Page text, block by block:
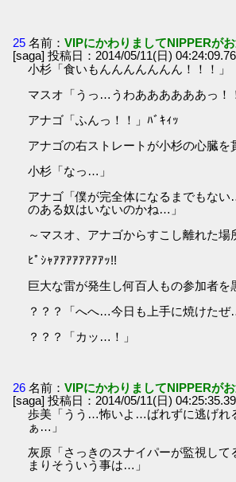
25 名前：VIPにかわりましてNIPPERが
[saga] 投稿日：2014/05/11(日)
小杉「食いもんんんんんんん！！！」
マスオ「うっ…うわああああああっ！
アナゴ「ふんっ！！」ﾊﾞｷｨｯ
アナゴの右ストレートが小杉の心臓を
小杉「なっ…」
アナゴ「僕が完全体になるまでもな
のある奴はいないのかね…」
～マスオ、アナゴからすこし離れた場
ﾋﾟｼｬｱｱｱｱｱｱｱｱｯ!!
巨大な雷が発生し何百人もの参加者を
？？？「へへ…今日も上手に焼けた
？？？「カッ…！」
26 名前：VIPにかわりましてNIPPERが
[saga] 投稿日：2014/05/11(日)
歩美「うう…怖いよ…ばれずに逃げれ
ぁ…」
灰原「さっきのスナイパーが監視し
まりそういう事は…」